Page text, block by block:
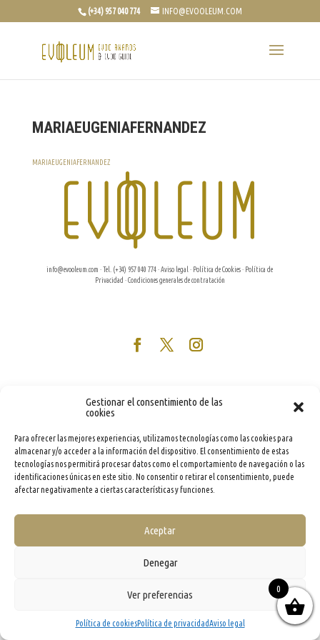
Gestionar el consentimiento de las
cookies
Para ofrecer las mejores experiencias, utilizamos tecnologías como las cookies para
almacenar y/o acceder a la información del dispositivo. El consentimiento de estas
tecnologías nos permitirá procesar datos como el comportamiento de navegación o las
identificaciones únicas en este sitio. No consentir o retirar el consentimiento, puede
afectar negativamente a ciertas características y funciones.
Aceptar
Denegar
Ver preferencias
Política de cookiesPolítica de privacidadAviso legal
(+34) 957 040 774 INFO@EVOOLEUM.COM
MARIAEUGENIAFERNANDEZ
MARIAEUGENIAFERNANDEZ
info@evooleum.com · Tel. (+34) 957 040 774 ·Aviso legal · Política de Cookies· Política de
Privacidad ·Condiciones generales de contratación
0